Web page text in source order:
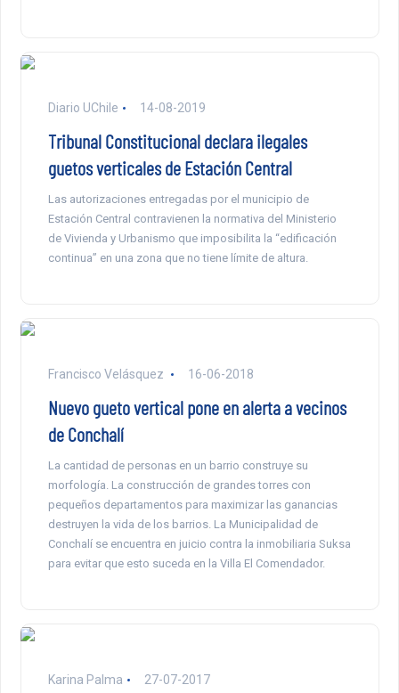
Diario UChile 14-08-2019
Tribunal Constitucional declara ilegales
guetos verticales de Estación Central
Las autorizaciones entregadas por el municipio de
Estación Central contravienen la normativa del Ministerio
de Vivienda y Urbanismo que imposibilita la “edificación
continua” en una zona que no tiene límite de altura.
Francisco Velásquez 16-06-2018
Nuevo gueto vertical pone en alerta a vecinos
de Conchalí
La cantidad de personas en un barrio construye su
morfología. La construcción de grandes torres con
pequeños departamentos para maximizar las ganancias
destruyen la vida de los barrios. La Municipalidad de
Conchalí se encuentra en juicio contra la inmobiliaria Suksa
para evitar que esto suceda en la Villa El Comendador.
Karina Palma 27-07-2017